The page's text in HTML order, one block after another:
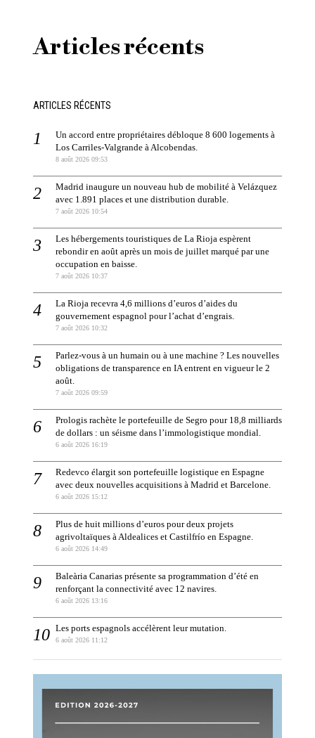
Articles récents
ARTICLES RÉCENTS
Un accord entre propriétaires débloque 8 600 logements à
Los Carriles-Valgrande à Alcobendas.
8 août 2026 09:53
Madrid inaugure un nouveau hub de mobilité à Velázquez
avec 1.891 places et une distribution durable.
7 août 2026 10:54
Les hébergements touristiques de La Rioja espèrent
rebondir en août après un mois de juillet marqué par une
occupation en baisse.
7 août 2026 10:37
La Rioja recevra 4,6 millions d’euros d’aides du
gouvernement espagnol pour l’achat d’engrais.
7 août 2026 10:32
Parlez-vous à un humain ou à une machine ? Les nouvelles
obligations de transparence en IA entrent en vigueur le 2
août.
7 août 2026 09:59
Prologis rachète le portefeuille de Segro pour 18,8 milliards
de dollars : un séisme dans l’immologistique mondial.
6 août 2026 16:19
Redevco élargit son portefeuille logistique en Espagne
avec deux nouvelles acquisitions à Madrid et Barcelone.
6 août 2026 15:12
Plus de huit millions d’euros pour deux projets
agrivoltaïques à Aldealices et Castilfrío en Espagne.
6 août 2026 14:49
Baleària Canarias présente sa programmation d’été en
renforçant la connectivité avec 12 navires.
6 août 2026 13:16
Les ports espagnols accélèrent leur mutation.
6 août 2026 11:12